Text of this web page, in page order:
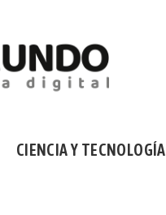
CIENCIA Y TECNOLOGÍA